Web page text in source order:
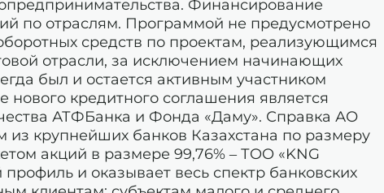
Финансирование
по отраслям. Программой не предусмотрено
средств по проектам, реализующимся
отрасли, за исключением начинающих
был и остается активным участником
кредитного соглашения является
АТФБанка и Фонда «Даму». Справка АО
из крупнейших банков Казахстана по размеру
акций в размере 99,76% – ТOO «KNG
и оказывает весь спектр банковских